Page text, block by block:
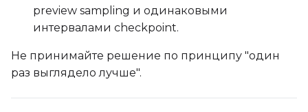
preview sampling и одинаковыми
интервалами checkpoint.
Не принимайте решение по принципу "один
раз выглядело лучше".